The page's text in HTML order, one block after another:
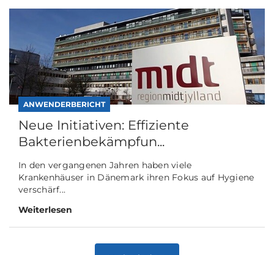
ANWENDERBERICHT
Neue Initiativen: Effiziente
Bakterienbekämpfun...
In den vergangenen Jahren haben viele
Krankenhäuser in Dänemark ihren Fokus auf Hygiene
verschärf...
Weiterlesen